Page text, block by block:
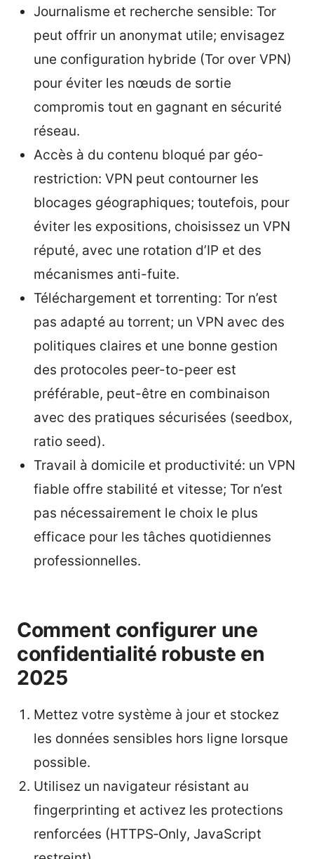
Journalisme et recherche sensible: Tor
peut offrir un anonymat utile; envisagez
une configuration hybride (Tor over VPN)
pour éviter les nœuds de sortie
compromis tout en gagnant en sécurité
réseau.
Accès à du contenu bloqué par géo-
restriction: VPN peut contourner les
blocages géographiques; toutefois, pour
éviter les expositions, choisissez un VPN
réputé, avec une rotation d’IP et des
mécanismes anti-fuite.
Téléchargement et torrenting: Tor n’est
pas adapté au torrent; un VPN avec des
politiques claires et une bonne gestion
des protocoles peer-to-peer est
préférable, peut-être en combinaison
avec des pratiques sécurisées (seedbox,
ratio seed).
Travail à domicile et productivité: un VPN
fiable offre stabilité et vitesse; Tor n’est
pas nécessairement le choix le plus
efficace pour les tâches quotidiennes
professionnelles.
Comment configurer une
confidentialité robuste en
2025
Mettez votre système à jour et stockez
les données sensibles hors ligne lorsque
possible.
Utilisez un navigateur résistant au
fingerprinting et activez les protections
renforcées (HTTPS‑Only, JavaScript